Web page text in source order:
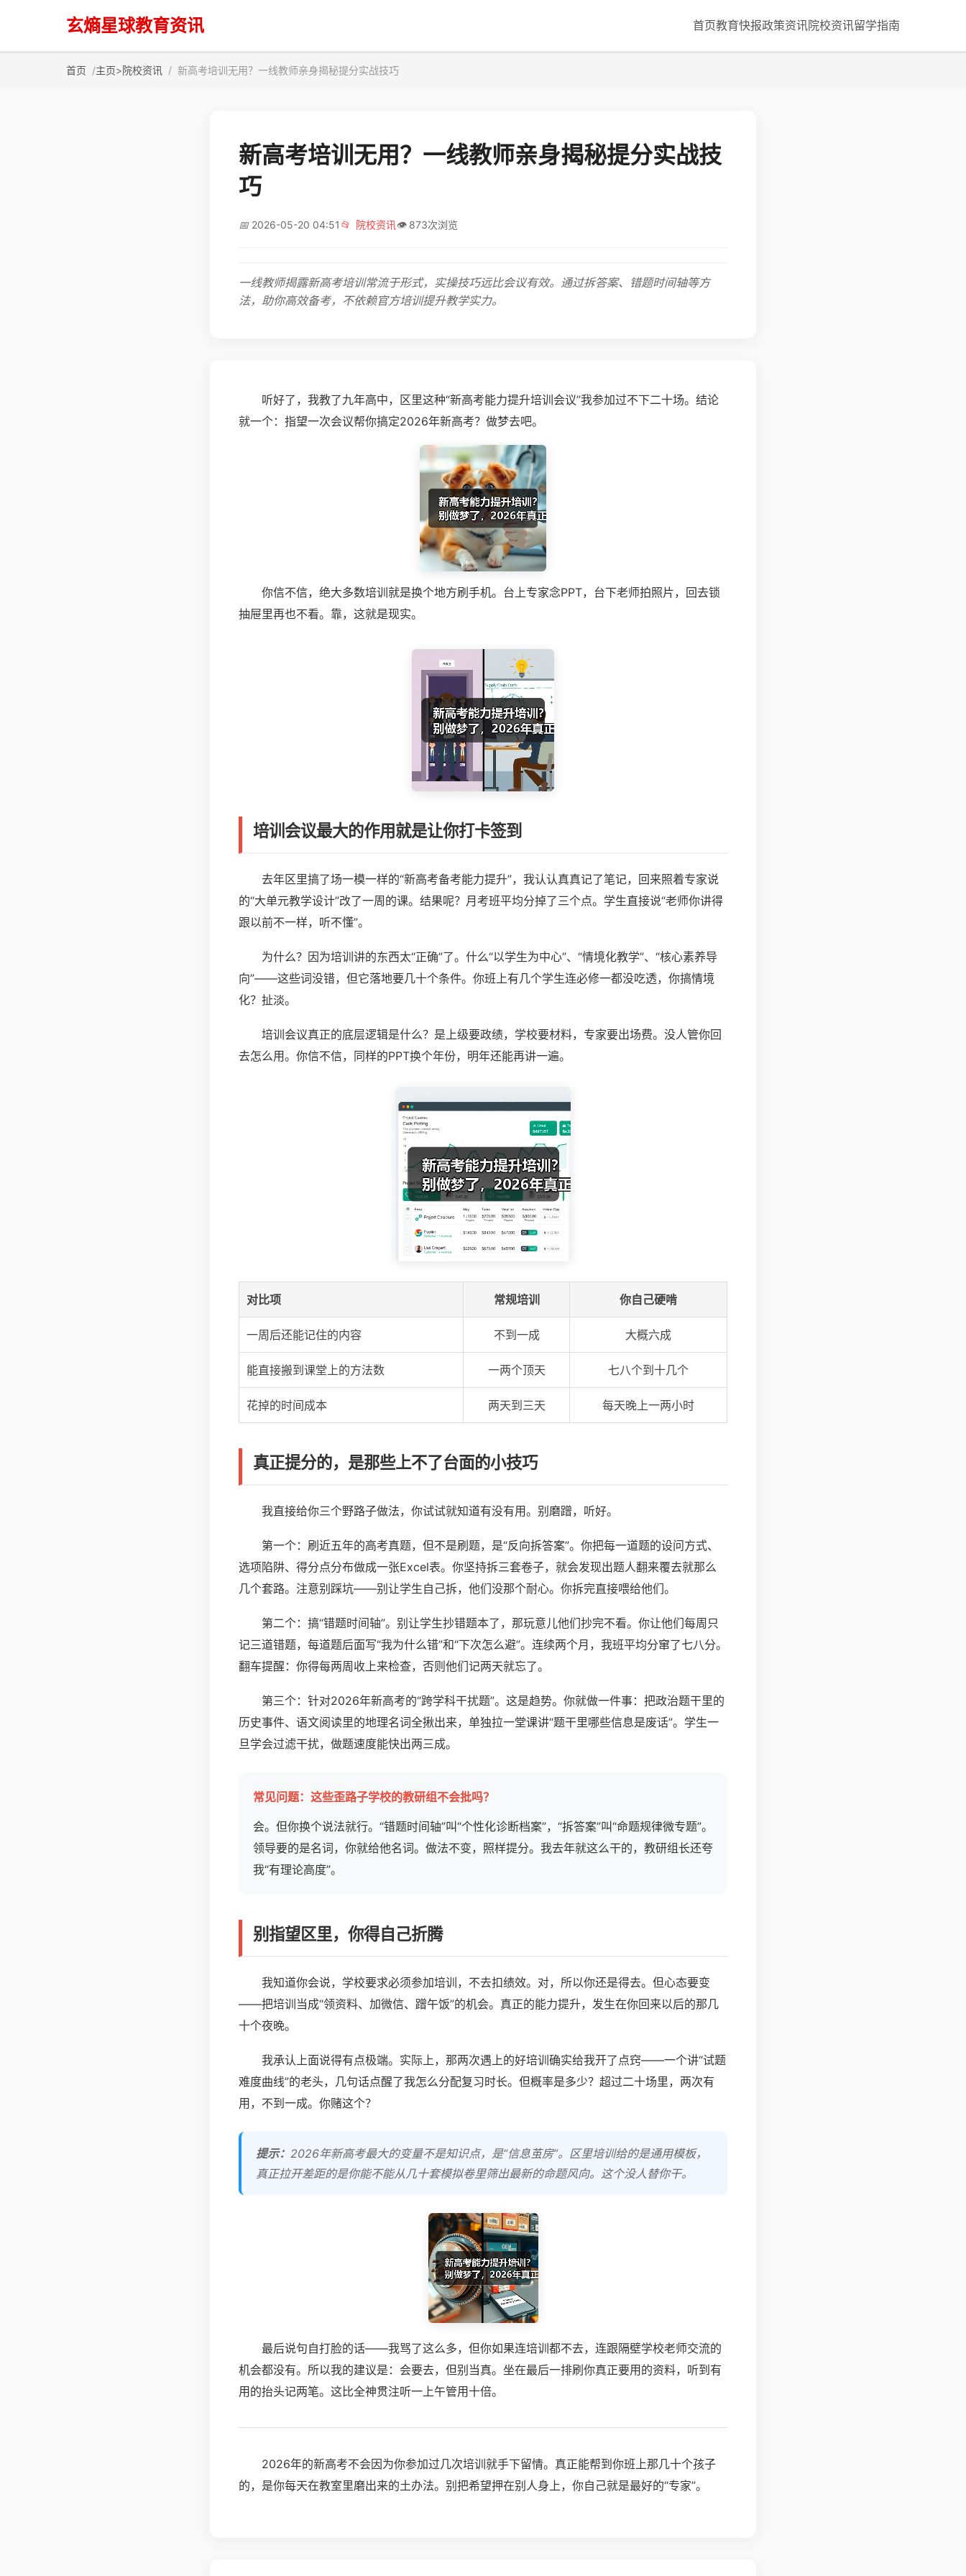
玄熵星球教育资讯 首页教育快报政策资讯院校资讯留学指南
首页 主页>院校资讯 新高考培训无用？一线教师亲身揭秘提分实战技巧
新高考培训无用？一线教师亲身揭秘提分实战技
巧
📅 2026-05-20 04:51 📂 院校资讯👁️ 873次浏览
一线教师揭露新高考培训常流于形式，实操技巧远比会议有效。通过拆答案、错题时间轴等方
法，助你高效备考，不依赖官方培训提升教学实力。
听好了，我教了九年高中，区里这种“新高考能力提升培训会议”我参加过不下二十场。结论
就一个：指望一次会议帮你搞定2026年新高考？做梦去吧。
你信不信，绝大多数培训就是换个地方刷手机。台上专家念PPT，台下老师拍照片，回去锁
抽屉里再也不看。靠，这就是现实。
培训会议最大的作用就是让你打卡签到
去年区里搞了场一模一样的“新高考备考能力提升”，我认认真真记了笔记，回来照着专家说
的“大单元教学设计”改了一周的课。结果呢？月考班平均分掉了三个点。学生直接说“老师你讲得
跟以前不一样，听不懂”。
为什么？因为培训讲的东西太“正确”了。什么“以学生为中心”、“情境化教学”、“核心素养导
向”——这些词没错，但它落地要几十个条件。你班上有几个学生连必修一都没吃透，你搞情境
化？扯淡。
培训会议真正的底层逻辑是什么？是上级要政绩，学校要材料，专家要出场费。没人管你回
去怎么用。你信不信，同样的PPT换个年份，明年还能再讲一遍。
对比项 常规培训 你自己硬啃
一周后还能记住的内容 不到一成 大概六成
能直接搬到课堂上的方法数 一两个顶天 七八个到十几个
花掉的时间成本 两天到三天 每天晚上一两小时
真正提分的，是那些上不了台面的小技巧
我直接给你三个野路子做法，你试试就知道有没有用。别磨蹭，听好。
第一个：刷近五年的高考真题，但不是刷题，是“反向拆答案”。你把每一道题的设问方式、
选项陷阱、得分点分布做成一张Excel表。你坚持拆三套卷子，就会发现出题人翻来覆去就那么
几个套路。注意别踩坑——别让学生自己拆，他们没那个耐心。你拆完直接喂给他们。
第二个：搞“错题时间轴”。别让学生抄错题本了，那玩意儿他们抄完不看。你让他们每周只
记三道错题，每道题后面写“我为什么错”和“下次怎么避”。连续两个月，我班平均分窜了七八分。
翻车提醒：你得每两周收上来检查，否则他们记两天就忘了。
第三个：针对2026年新高考的“跨学科干扰题”。这是趋势。你就做一件事：把政治题干里的
历史事件、语文阅读里的地理名词全揪出来，单独拉一堂课讲“题干里哪些信息是废话”。学生一
旦学会过滤干扰，做题速度能快出两三成。
常见问题：这些歪路子学校的教研组不会批吗？
会。但你换个说法就行。“错题时间轴”叫“个性化诊断档案”，“拆答案”叫“命题规律微专题”。
领导要的是名词，你就给他名词。做法不变，照样提分。我去年就这么干的，教研组长还夸
我“有理论高度”。
别指望区里，你得自己折腾
我知道你会说，学校要求必须参加培训，不去扣绩效。对，所以你还是得去。但心态要变
——把培训当成“领资料、加微信、蹭午饭”的机会。真正的能力提升，发生在你回来以后的那几
十个夜晚。
我承认上面说得有点极端。实际上，那两次遇上的好培训确实给我开了点窍——一个讲“试题
难度曲线”的老头，几句话点醒了我怎么分配复习时长。但概率是多少？超过二十场里，两次有
用，不到一成。你赌这个？
提示： 2026年新高考最大的变量不是知识点，是“信息茧房”。区里培训给的是通用模板，
真正拉开差距的是你能不能从几十套模拟卷里筛出最新的命题风向。这个没人替你干。
最后说句自打脸的话——我骂了这么多，但你如果连培训都不去，连跟隔壁学校老师交流的
机会都没有。所以我的建议是：会要去，但别当真。坐在最后一排刷你真正要用的资料，听到有
用的抬头记两笔。这比全神贯注听一上午管用十倍。
2026年的新高考不会因为你参加过几次培训就手下留情。真正能帮到你班上那几十个孩子
的，是你每天在教室里磨出来的土办法。别把希望押在别人身上，你自己就是最好的“专家”。